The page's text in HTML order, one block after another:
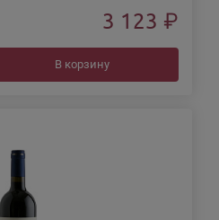
3 123 ₽
В корзину